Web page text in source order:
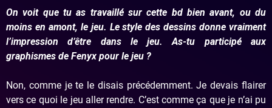
On voit que tu as travaillé sur cette bd bien avant, ou du
moins en amont, le jeu. Le style des dessins donne vraiment
l’impression d’être dans le jeu. As-tu participé aux
graphismes de Fenyx pour le jeu ?
Non, comme je te le disais précédemment. Je devais flairer
vers ce quoi le jeu aller rendre. C’est comme ça que je n’ai pu